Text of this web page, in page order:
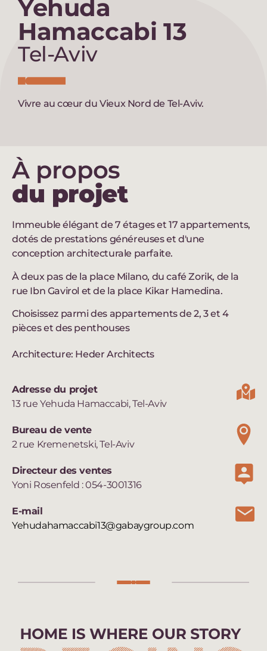
Yehuda
Hamaccabi 13
Tel-Aviv
Vivre au cœur du Vieux Nord de Tel-Aviv.
À propos
du projet
Immeuble élégant de 7 étages et 17 appartements,
dotés de prestations généreuses et d'une
conception architecturale parfaite.
À deux pas de la place Milano, du café Zorik, de la
rue Ibn Gavirol et de la place Kikar Hamedina.
Choisissez parmi des appartements de 2, 3 et 4
pièces et des penthouses
Architecture: Heder Architects
Adresse du projet
13 rue Yehuda Hamaccabi, Tel-Aviv
Bureau de vente
2 rue Kremenetski, Tel-Aviv
Directeur des ventes
Yoni Rosenfeld : 054-3001316
E-mail
Yehudahamaccabi13@gabaygroup.com